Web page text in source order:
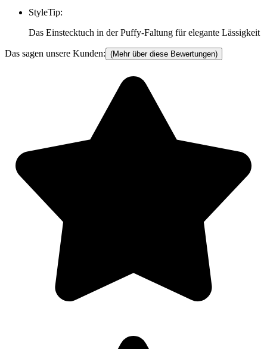
StyleTip:
Das Einstecktuch in der Puffy-Faltung für elegante Lässigkeit
Das sagen unsere Kunden: (Mehr über diese Bewertungen)